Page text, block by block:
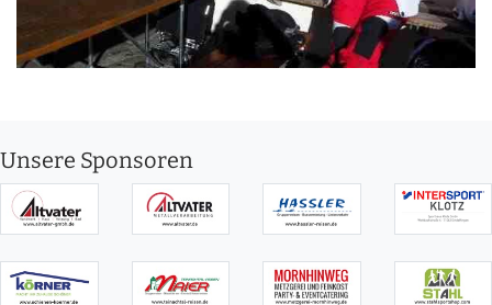
Unsere Sponsoren